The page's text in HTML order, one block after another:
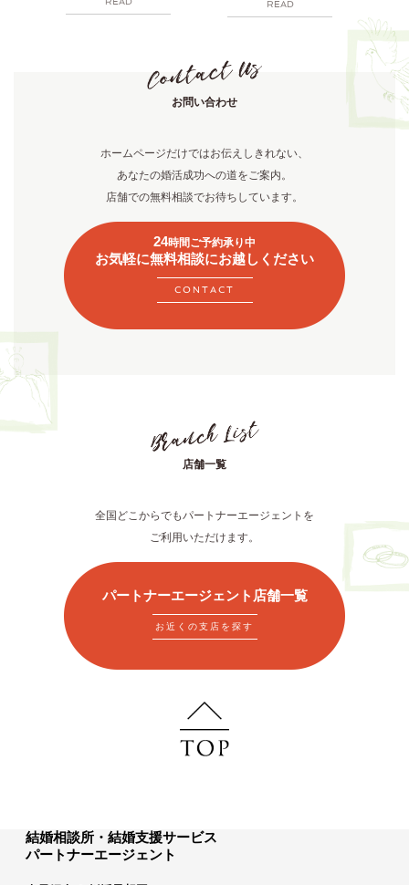
READ
お問い合わせ
ホームページだけではお伝えしきれない、
あなたの婚活成功への道をご案内。
店舗での無料相談でお待ちしています。
24時間ご予約承り中
お気軽に無料相談にお越しください
CONTACT
店舗一覧
全国どこからでもパートナーエージェントを
ご利用いただけます。
パートナーエージェント店舗一覧
お近くの支店を探す
結婚相談所・結婚支援サービス
パートナーエージェント